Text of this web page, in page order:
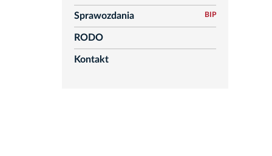
Sprawozdania BIP
RODO
Kontakt